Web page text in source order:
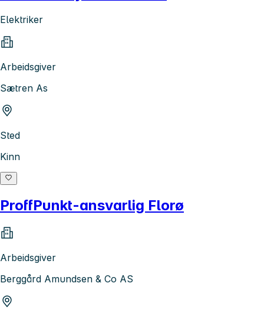
Elektriker
Arbeidsgiver
Sætren As
Sted
Kinn
ProffPunkt-ansvarlig Florø
Arbeidsgiver
Berggård Amundsen & Co AS